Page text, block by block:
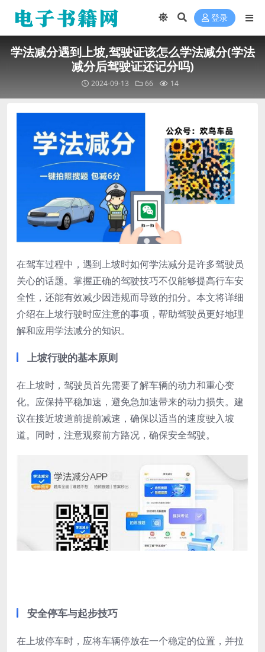
登录
学法减分遇到上坡,驾驶证该怎么学法减分(学法
减分后驾驶证还记分吗)
2024-09-13 66 14
在驾车过程中，遇到上坡时如何学法减分是许多驾驶员
关心的话题。掌握正确的驾驶技巧不仅能够提高行车安
全性，还能有效减少因违规而导致的扣分。本文将详细
介绍在上坡行驶时应注意的事项，帮助驾驶员更好地理
解和应用学法减分的知识。
上坡行驶的基本原则
在上坡时，驾驶员首先需要了解车辆的动力和重心变
化。应保持平稳加速，避免急加速带来的动力损失。建
议在接近坡道前提前减速，确保以适当的速度驶入坡
道。同时，注意观察前方路况，确保安全驾驶。
安全停车与起步技巧
在上坡停车时，应将车辆停放在一个稳定的位置，并拉